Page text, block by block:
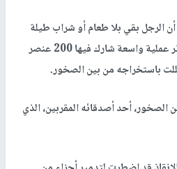
الرجل بقي بلا طعام أو شراب طيلة
تلك الأيام، في حين تم إنقاذه إثر عملية واسعة شارك فيها 200 عنصر
الصخور، أحد أصدقائه المقربين، الذي